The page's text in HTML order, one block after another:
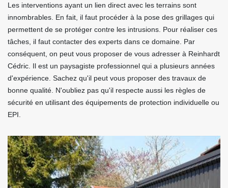
Les interventions ayant un lien direct avec les terrains sont
innombrables. En fait, il faut procéder à la pose des grillages qui
permettent de se protéger contre les intrusions. Pour réaliser ces
tâches, il faut contacter des experts dans ce domaine. Par
conséquent, on peut vous proposer de vous adresser à Reinhardt
Cédric. Il est un paysagiste professionnel qui a plusieurs années
d'expérience. Sachez qu'il peut vous proposer des travaux de
bonne qualité. N'oubliez pas qu'il respecte aussi les règles de
sécurité en utilisant des équipements de protection individuelle ou
EPI.